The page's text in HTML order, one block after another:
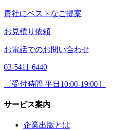
貴社にベストなご提案
お見積り依頼
お電話でのお問い合わせ
03-5411-6440
〔受付時間 平日10:00-19:00〕
サービス案内
企業出版とは